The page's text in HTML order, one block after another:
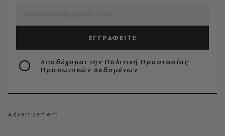
ΕΓΓΡΑΦΕΙΤΕ
Αποδέχομαι την Πολιτική Προστασίας
Προσωπικών Δεδομένων